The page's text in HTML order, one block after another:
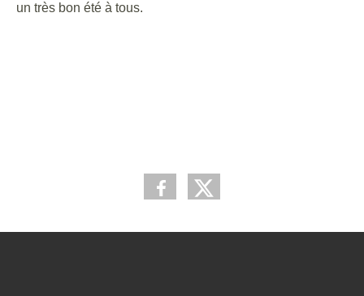
un très bon été à tous.